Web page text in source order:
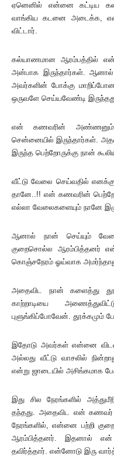
ஏனெனில் என்னை கட்டிய
வாங்கிய கடனை அடைக்க,
விட்டார்.
கல்யாணமான ஆரம்பத்தில் என்
அன்பாக இருந்தார்கள். ஆனால்
அவர்களின் போக்கு
ஒருவளே செய்யவேண்டி
என் கணவரின் அண்ணனும்
சென்னையில் இருந்தார்கள்.
இருந்த பெற்றோருக்கு நான்
வீட்டு வேலை செய்வதில்
தானே..!! என் கணவரின்
எல்லா வேலைகளையும் நானே
ஆனால் நான் செய்யும்
குறைசொல்ல ஆரம்பித்தனர் என்
கொஞ்சநேரம் ஓய்வாக
அதைவிட நான் களைத்து
காற்றாடியை
புளுங்கிப்போவேன். தூக்கமும்
இதோடு அவர்கள் என்னை
அல்லது வீட்டு வாசலில்
என்று ஜாடையில் அசிங்கமாக
இது சில நேரங்களில்
தந்தது. அதைவிட என்
நேரங்களில், என்னை பற்றி
ஆரம்பித்தனர். இதனால்
தவிர்த்தார். என்னோடு இரு